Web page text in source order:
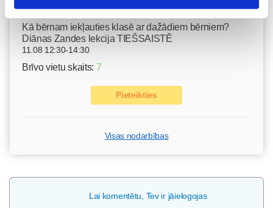
Kā bērnam iekļauties klasē ar dažādiem bērniem?
Diānas Zandes lekcija TIEŠSAISTĒ
11.08 12:30-14:30
Brīvo vietu skaits: 7
Pieteikties
Visas nodarbības
Lai komentētu, Tev ir jāielogojas